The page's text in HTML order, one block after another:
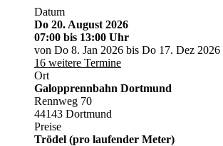
Datum
Do 20. August 2026
07:00 bis 13:00 Uhr
von Do 8. Jan 2026 bis Do 17. Dez 2026
16 weitere Termine
Ort
Galopprennbahn Dortmund
Rennweg 70
44143 Dortmund
Preise
Trödel (pro laufender Meter)